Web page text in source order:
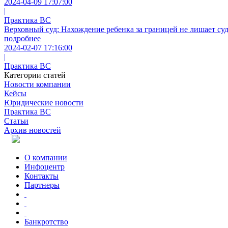
|
Практика ВС
Верховный суд: Нахождение ребенка за границей не лишает
подробнее
2024-02-07 17:16:00
|
Практика ВС
Категории статей
Новости компании
Кейсы
Юридические новости
Практика ВС
Статьи
Архив новостей
О компании
Инфоцентр
Контакты
Партнеры
Банкротство